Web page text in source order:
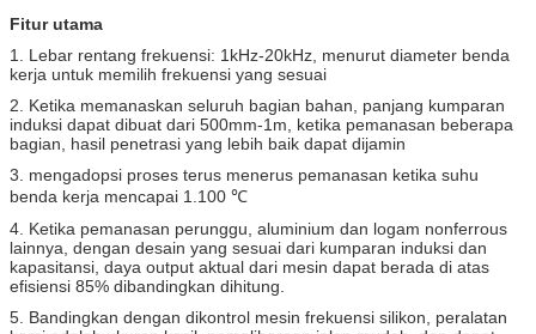
Fitur utama
1. Lebar rentang frekuensi: 1kHz-20kHz, menurut diameter benda
kerja untuk memilih frekuensi yang sesuai
2. Ketika memanaskan seluruh bagian bahan, panjang kumparan
induksi dapat dibuat dari 500mm-1m, ketika pemanasan beberapa
bagian, hasil penetrasi yang lebih baik dapat dijamin
3. mengadopsi proses terus menerus pemanasan ketika suhu
benda kerja mencapai 1.100 ℃
4. Ketika pemanasan perunggu, aluminium dan logam nonferrous
lainnya, dengan desain yang sesuai dari kumparan induksi dan
kapasitansi, daya output aktual dari mesin dapat berada di atas
efisiensi 85% dibandingkan dihitung.
5. Bandingkan dengan dikontrol mesin frekuensi silikon, peralatan